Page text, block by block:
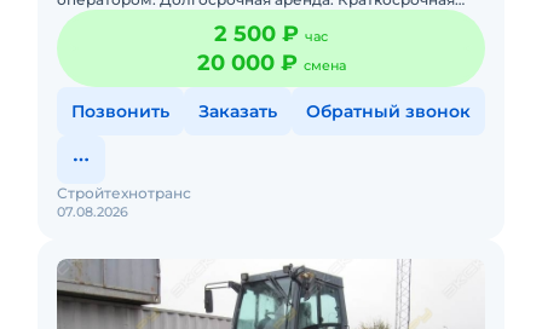
аренда. Топливо включено в стоимость.Предлагаем
воспользоватьс
2 500 ₽ час
20 000 ₽ смена
Позвонить Заказать Обратный звонок
07.08.2026
Стройтехнотранс